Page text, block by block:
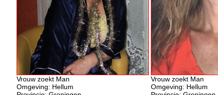
Vrouw zoekt Man
Omgeving: Hellum
Vrouw zoekt Man
Omgeving: Hellum